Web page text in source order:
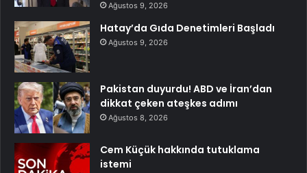
Ağustos 9, 2026
Hatay’da Gıda Denetimleri Başladı
Ağustos 9, 2026
Pakistan duyurdu! ABD ve İran’dan
dikkat çeken ateşkes adımı
Ağustos 8, 2026
Cem Küçük hakkında tutuklama
istemi